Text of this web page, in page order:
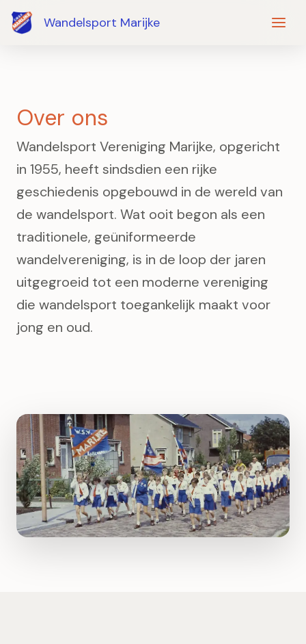
naar
Wandelsport Marijke
Over ons
Wandelsport Vereniging Marijke, opgericht
in 1955, heeft sindsdien een rijke
geschiedenis opgebouwd in de wereld van
de wandelsport. Wat ooit begon als een
traditionele, geüniformeerde
wandelvereniging, is in de loop der jaren
uitgegroeid tot een moderne vereniging
die wandelsport toegankelijk maakt voor
jong en oud.